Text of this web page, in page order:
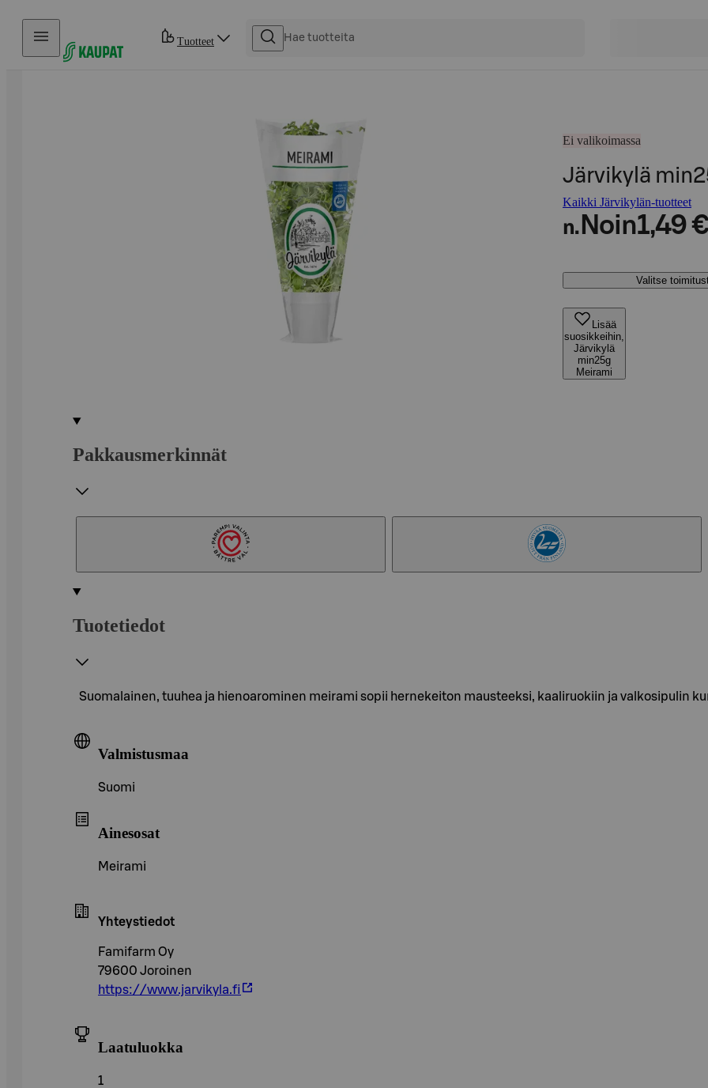
Hyppää sisältöön
Tuotteet
Ei valikoimassa
Järvikylä
Kaikki Järvikylän-tuotteet
n. Noin1,49 €
Valitse
Lisää
suosikkeihin,
Järvikylä
min25g
Meirami
Pakkausmerkinnät
Tuotetiedot
Suomalainen, tuuhea ja hienoarominen meirami sopii hernekeiton mausteeksi, kaaliruokiin ja valkosipulin
Valmistusmaa
Suomi
Ainesosat
Meirami
Yhteystiedot
Famifarm Oy
79600 Joroinen
https://www.jarvikyla.fi
Laatuluokka
1